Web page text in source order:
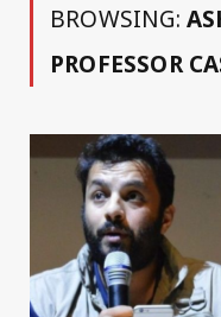
BROWSING:
PROFESSOR